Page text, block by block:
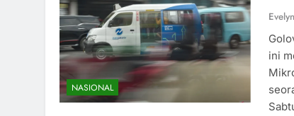
NASIONAL
ini